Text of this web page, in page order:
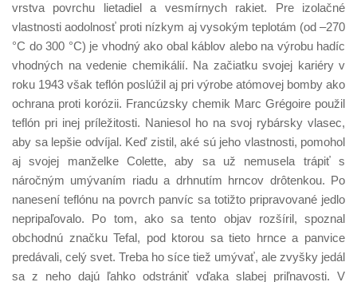
vrstva povrchu lietadiel a vesmírnych rakiet. Pre izolačné
vlastnosti aodolnosť proti nízkym aj vysokým teplotám (od –270
°C do 300 °C) je vhodný ako obal káblov alebo na výrobu hadíc
vhodných na vedenie chemikálií. Na začiatku svojej kariéry v
roku 1943 však teflón poslúžil aj pri výrobe atómovej bomby ako
ochrana proti korózii. Francúzsky chemik Marc Grégoire použil
teflón pri inej príležitosti. Naniesol ho na svoj rybársky vlasec,
aby sa lepšie odvíjal. Keď zistil, aké sú jeho vlastnosti, pomohol
aj svojej manželke Colette, aby sa už nemusela trápiť s
náročným umývaním riadu a drhnutím hrncov drôtenkou. Po
nanesení teflónu na povrch panvíc sa totižto pripravované jedlo
nepripaľovalo. Po tom, ako sa tento objav rozšíril, spoznal
obchodnú značku Tefal, pod ktorou sa tieto hrnce a panvice
predávali, celý svet. Treba ho síce tiež umývať, ale zvyšky jedál
sa z neho dajú ľahko odstrániť vďaka slabej priľnavosti. V